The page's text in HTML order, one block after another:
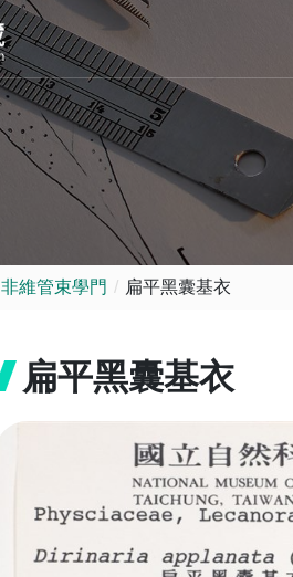
非維管束學門 扁平黑囊基衣
扁平黑囊基衣